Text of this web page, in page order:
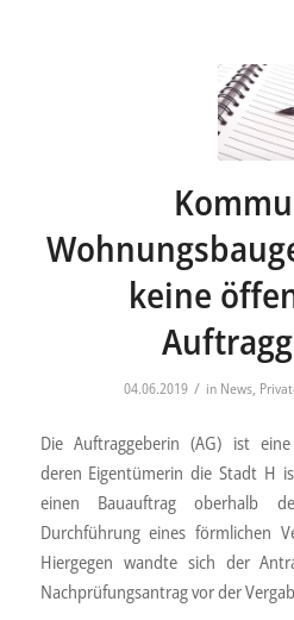
keine
04.06.2019 / in News,
Die Auftraggeberin (AG) ist eine
deren Eigentümerin die Stadt H
einen Bauauftrag oberhalb
Durchführung eines förmlichen
Hiergegen wandte sich der
Nachprüfungsantrag vor der